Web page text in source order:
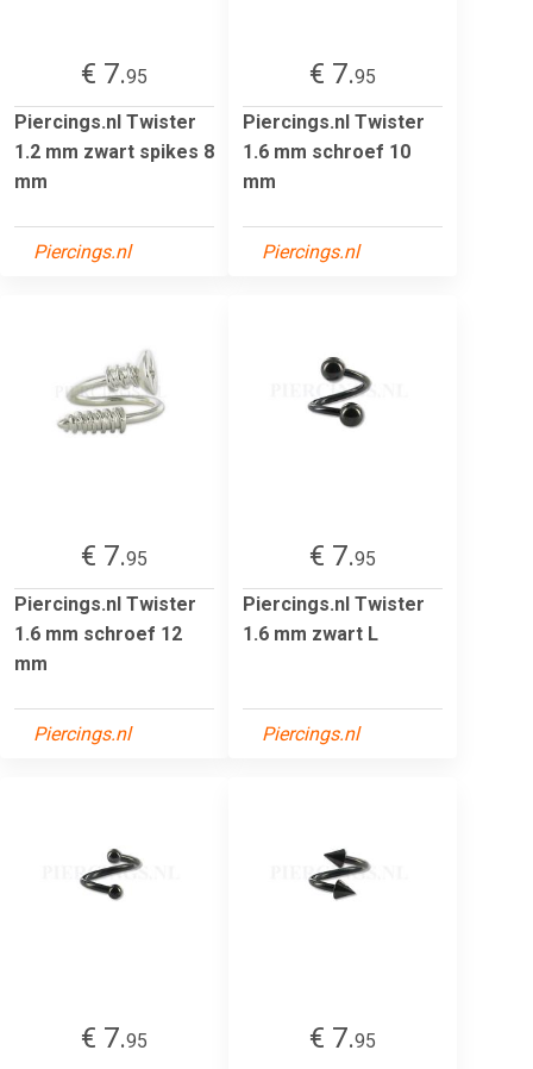
€ 7.95
Piercings.nl Twister
1.2 mm zwart spikes 8
mm
Piercings.nl
€ 7.95
Piercings.nl Twister
1.6 mm schroef 10
mm
Piercings.nl
€ 7.95
Piercings.nl Twister
1.6 mm schroef 12
mm
Piercings.nl
€ 7.95
Piercings.nl Twister
1.6 mm zwart L
Piercings.nl
€ 7.95 € 7.95